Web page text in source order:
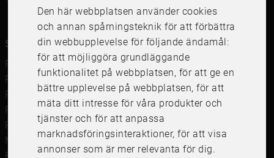
Den här webbplatsen använder cookies
och annan spårningsteknik för att förbättra
din webbupplevelse för följande ändamål:
för att möjliggöra grundläggande
funktionalitet på webbplatsen, för att ge en
bättre upplevelse på webbplatsen,för att
mäta ditt intresse för våra produkter och
tjänster och för att anpassa
marknadsföringsinteraktioner,för att visa
annonser som är mer relevanta för dig.
Snabblänkar
Ramar
Ramar till Samsung The Frame
Ramverkstad & inramning
Passepartout
Posters
Måttbeställd passepartout